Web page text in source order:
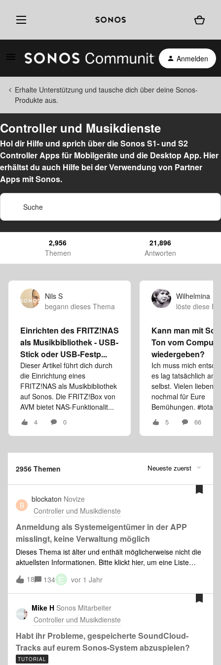
Anmelden
Erhalte Unterstützung und tausche dich über deine Sonos-
Produkte aus.
Controller und Musikdienste
Hol dir Hilfe und sprich über die Sonos S1- und S2
Controller Apps für Mobilgeräte und die Desktop App. Hier
erhältst du auch Hilfe bei der Verwendung von Partner
Apps mit Sonos.
2,956
Themen
21,896
Antworten
Nils S
begann dieses Thema
Einrichten des FRITZ!NAS
als Musikbibliothek - USB-
Stick oder USB-Festp...
Dieser Artikel führt dich durch
die Einrichtung eines
FRITZ!NAS als Musikbibliothek
auf Sonos. Die FRITZ!Box von
AVM bietet NAS-Funktionalit...
4 0
Wilhelmina
löste diese
Kann man mit
Ton vom
wiedergeben?
Ich muss mich
es lag tatsächlich am
selbst. Vielen lieben
nochmal für Eure
Bemühungen.
5 66
2956 Themen Neueste zuerst
B
blockaton Novize
Controller und Musikdienste
Anmeldung als Systemeigentümer in der APP
misslingt, keine Verwaltung möglich
Dieses Thema ist älter und enthält möglicherweise nicht die
aktuellsten Informationen. Bitte klickt hier, um eine Liste
weiterer Themen zum gleichen Thema zu sehen. Die
Anmeldung mit dem Account ist erfolgt, allerdings kommt bei
allen Verwalten-Zugriffen der Hinweis sich als
“Systemeigentümer” anzumelden. Ich bin der
Systemeigentümer - offenbar ist die Registrierung meiner
Komponenten im Sonos-Account verloren gegangen. Auch
eine Neu-Registrierung unter der selben Account-Email hat
nicht geholfen.
18 134 E vor 1 Jahr
Mike H Sonos Mitarbeiter
Controller und Musikdienste
Habt ihr Probleme, gespeicherte SoundCloud-
Tracks auf eurem Sonos-System abzuspielen?
TUTORIAL